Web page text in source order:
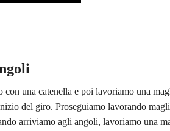
una catenella e poi lavoriamo una
del giro. Proseguiamo lavorando
arriviamo agli angoli, lavoriamo una